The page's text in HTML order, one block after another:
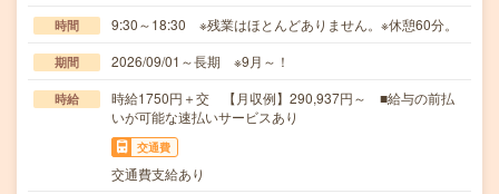
時間 9:30～18:30 ※残業はほとんどありません。※休憩60分。
期間 2026/09/01～長期 ※9月～！
時給
時給1750円＋交 【月収例】290,937円～ ■給与の前払
いが可能な速払いサービスあり
交通費
交通費支給あり